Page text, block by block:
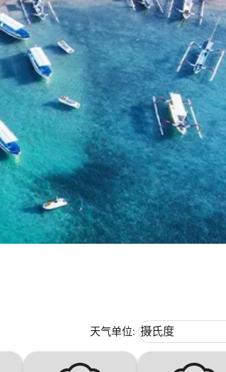
天气单位: Weather unit
摄氏度
keyboard_arrow_down